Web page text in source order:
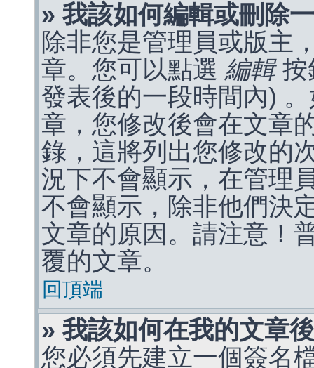
» 我該如何編輯或刪除
除非您是管理員或版主
章。您可以點選 編輯按
發表後的一段時間內)
章，您修改後會在文章
錄，這將列出您修改的
況下不會顯示，在管理
不會顯示，除非他們決
文章的原因。請注意！
覆的文章。
回頂端
» 我該如何在我的文章
您必須先建立一個簽名